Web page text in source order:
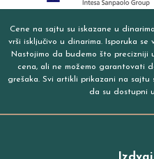
Cene na sajtu su iskazane u
vrši isključivo u dinarima. Isporuka
Nastojimo da budemo što precizniji
cena, ali ne možemo garantovati
grešaka. Svi artikli prikazani na
da su dostupni